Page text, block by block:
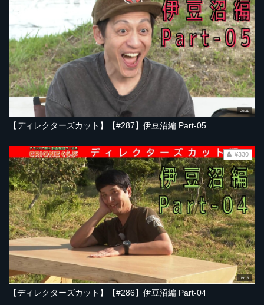
20:31
【ディレクターズカット】【#287】伊豆沼編 Part-05
19:18
【ディレクターズカット】【#286】伊豆沼編 Part-04
¥330